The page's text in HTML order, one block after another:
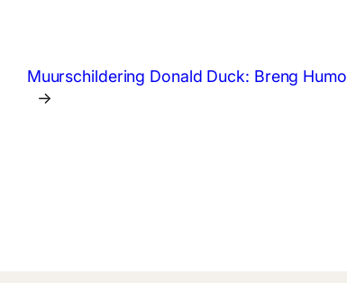
Muurschildering Donald Duck: Breng
→